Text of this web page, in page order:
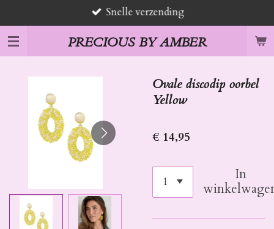
direct
naar
de
hoofdinhoud
PRECIOUS BY AMBER
Snelle verzending
Ovale discodip oorbel
Yellow
€ 14,95
In